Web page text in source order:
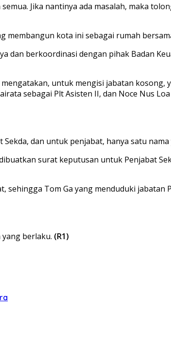
Jika nantinya ada masalah, maka
membangun kota ini sebagai rumah
dan berkoordinasi dengan pihak Badan
untuk mengisi jabatan kosong,
sebagai Plt Asisten II, dan Noce Nus
dan untuk penjabat, hanya satu
surat keputusan untuk Penjabat
Tom Ga yang menduduki jabatan
berlaku. (R1)